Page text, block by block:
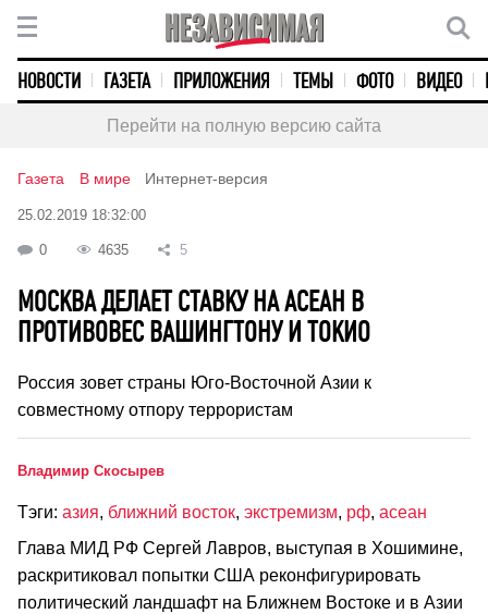
НОВОСТИ ГАЗЕТА ПРИЛОЖЕНИЯ ТЕМЫ ФОТО ВИДЕО
Перейти на полную версию сайта
Газета В мире Интернет-версия
25.02.2019 18:32:00
0 4635 5
МОСКВА ДЕЛАЕТ СТАВКУ НА АСЕАН В
ПРОТИВОВЕС ВАШИНГТОНУ И ТОКИО
Россия зовет страны Юго-Восточной Азии к
совместному отпору террористам
Владимир Скосырев
Тэги: азия, ближний восток, экстремизм, рф, асеан
Глава МИД РФ Сергей Лавров, выступая в Хошимине,
раскритиковал попытки США реконфигурировать
политический ландшафт на Ближнем Востоке и в Азии